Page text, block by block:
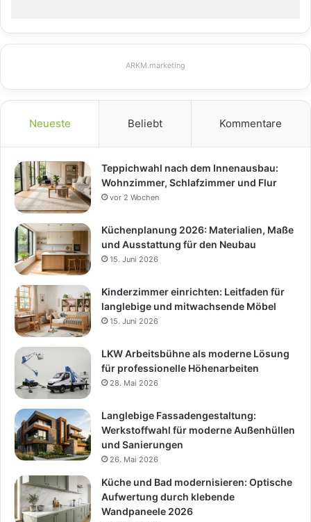
ARKM.marketing
Neueste Beliebt Kommentare
Teppichwahl nach dem Innenausbau:
Wohnzimmer, Schlafzimmer und Flur
vor 2 Wochen
Küchenplanung 2026: Materialien, Maße
und Ausstattung für den Neubau
15. Juni 2026
Kinderzimmer einrichten: Leitfaden für
langlebige und mitwachsende Möbel
15. Juni 2026
LKW Arbeitsbühne als moderne Lösung
für professionelle Höhenarbeiten
28. Mai 2026
Langlebige Fassadengestaltung:
Werkstoffwahl für moderne Außenhüllen
und Sanierungen
26. Mai 2026
Küche und Bad modernisieren: Optische
Aufwertung durch klebende
Wandpaneele 2026